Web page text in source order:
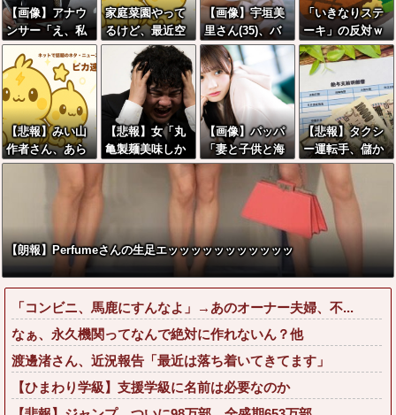
【画像】アナウ
ンサー「え、私
がスピードスケ
ートのピチピチ
ユニフォーム着
るんですか…？ﾑ
ﾁｨ！！」←これ
はお前らに刺さ
るやろw w w w
家庭菜園やって
るけど、最近空
芯菜が評価され
過ぎだと思
う！！！！！
【画像】宇垣美
里さん(35)、バ
カデカ乳を強調
させた最新の姿
wwww
「いきなりステ
ーキ」の反対ｗ
ｗｗｗｗｗｗｗ
ｗ
【悲報】みい山
作者さん、あら
ゆる過去を消し
【悲報】女「丸
亀製麺美味しか
ったね」俺「ま
た来ようよ」店
す」→その後
『こう』なった
んだが俺悪くな
いよ
な？？？？？？
【画像】パッパ
「妻と子供と海
に来た」ﾊﾟｼｬ←
想像の200倍は
神々しくて草
【悲報】タクシ
ー運転手、儲か
りまくることが
判明してしまう
【朗報】Perfumeさんの生足エッッッッッッッッッッッ
「コンビニ、馬鹿にすんなよ」→あのオーナー夫婦、不...
なぁ、永久機関ってなんで絶対に作れないん？他
渡邊渚さん、近況報告「最近は落ち着いてきてます」
【ひまわり学級】支援学級に名前は必要なのか